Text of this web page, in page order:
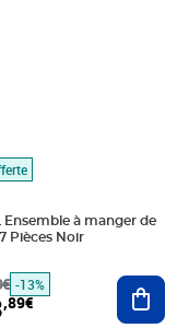
Ensemble à manger de
Pièces Noir
-13%
,89€